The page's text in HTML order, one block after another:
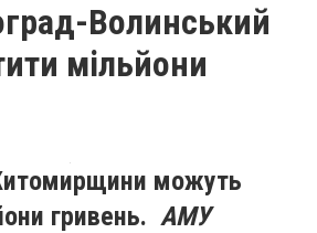
Волинський
мільйони
можуть
гривень. АМУ